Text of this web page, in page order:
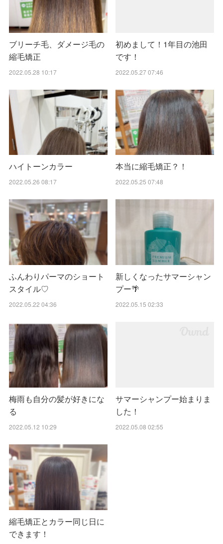
ブリーチ毛、ダメージ毛の
縮毛矯正
2022.05.28 10:17
初めまして！1年目の池田
です！
2022.05.27 07:46
ハイトーンカラー
2022.05.26 08:17
本当に縮毛矯正？！
2022.05.25 07:48
ふんわりパーマのショート
スタイル♡
2022.05.22 04:36
新しくなったサマーシャン
プー🌴
2022.05.15 02:33
梅雨も自分の髪が好きにな
る
2022.05.12 10:29
サマーシャンプー始まりま
した！
2022.05.08 02:55
縮毛矯正とカラー同じ日に
できます！